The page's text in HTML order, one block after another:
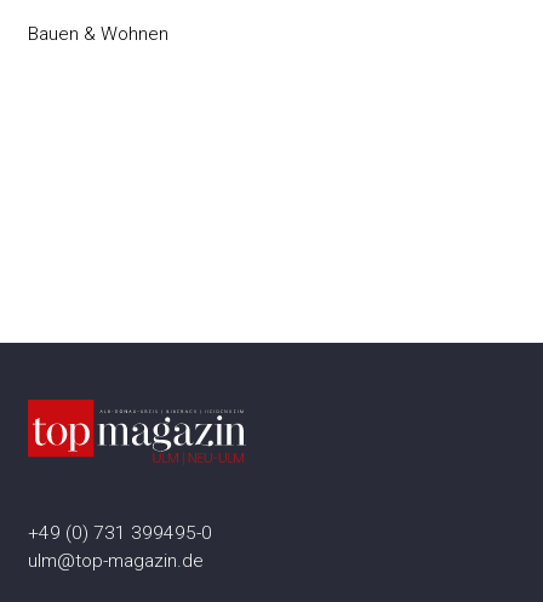
Bauen & Wohnen
+49 (0) 731 399495-0
ulm@top-magazin.de